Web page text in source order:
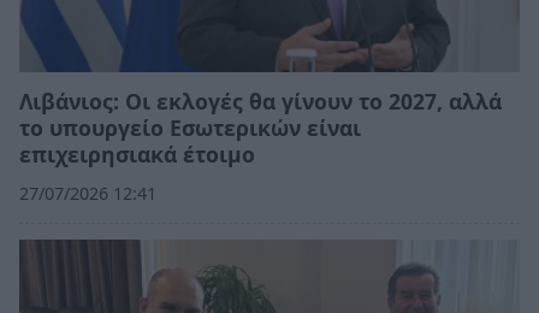
Λιβάνιος: Οι εκλογές θα γίνουν το 2027, αλλά
το υπουργείο Εσωτερικών είναι
επιχειρησιακά έτοιμο
27/07/2026 12:41